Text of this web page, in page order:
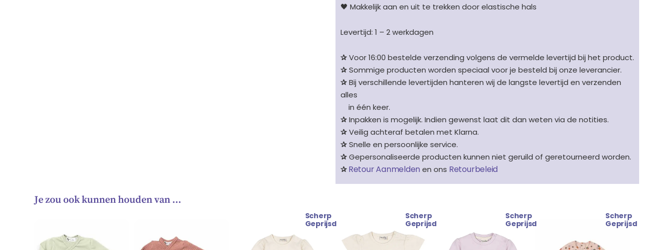
🖤 Makkelijk aan en uit te trekken door elastische hals
Levertijd: 1 – 2 werkdagen
✰Voor 16:00 bestelde verzending volgens de vermelde levertijd bij het product.
✰Sommige producten worden speciaal voor je besteld bij onze leverancier.
✰Bij verschillende levertijden hanteren wij de langste levertijd en verzenden
alles
in één keer.
✰Inpakken is mogelijk. Indien gewenst laat dit dan weten via de notities.
✰Veilig achteraf betalen met Klarna.
✰Snelle en persoonlijke service.
✰Gepersonaliseerde producten kunnen niet geruild of geretourneerd worden.
✰Retour Aanmelden en ons Retourbeleid
Je zou ook kunnen houden van …
Scherp
Geprijsd
Oorspronkelijke
was:
€ 22.99.
is:
€ 19.99.
Scherp
Geprijsd
Oorspronkelijke
was:
prijs
is:
€ 17.99.
Scherp
Geprijsd
Oorspronkelijke
was:
€ 25.99.
is:
€ 22.99.
Scherp
Geprijsd
Oorspronkelijke
€ 21.99.€ 15.99.